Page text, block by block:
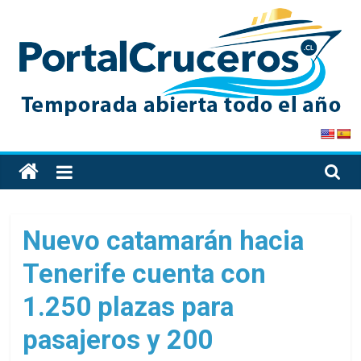
content
PortalCruceros
Toda
la
de
cruceros
en
solo
Nuevo catamarán hacia
Tenerife cuenta con
1.250 plazas para
pasajeros y 200